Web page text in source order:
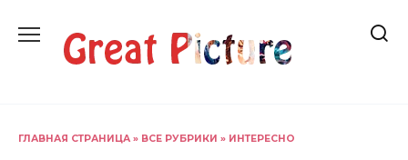
содержанию
ГЛАВНАЯ СТРАНИЦА » ВСЕ РУБРИКИ » ИНТЕРЕСНО